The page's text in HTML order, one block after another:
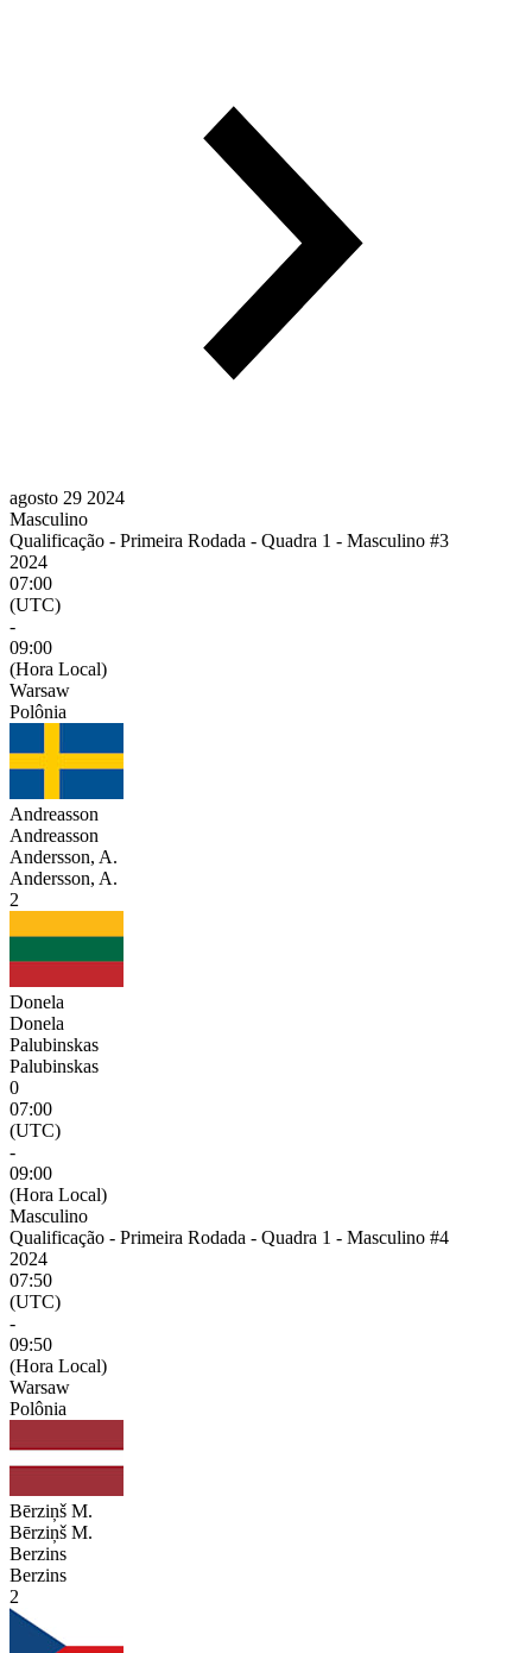
agosto 29 2024
Masculino
Qualificação - Primeira Rodada - Quadra 1 - Masculino #3
2024
07:00
(UTC)
-
09:00
(Hora Local)
Warsaw
Polônia
Andreasson
Andreasson
Andersson, A.
Andersson, A.
2
Donela
Donela
Palubinskas
Palubinskas
0
07:00
(UTC)
-
09:00
(Hora Local)
Masculino
Qualificação - Primeira Rodada - Quadra 1 - Masculino #4
2024
07:50
(UTC)
-
09:50
(Hora Local)
Warsaw
Polônia
Bērziņš M.
Bērziņš M.
Berzins
Berzins
2